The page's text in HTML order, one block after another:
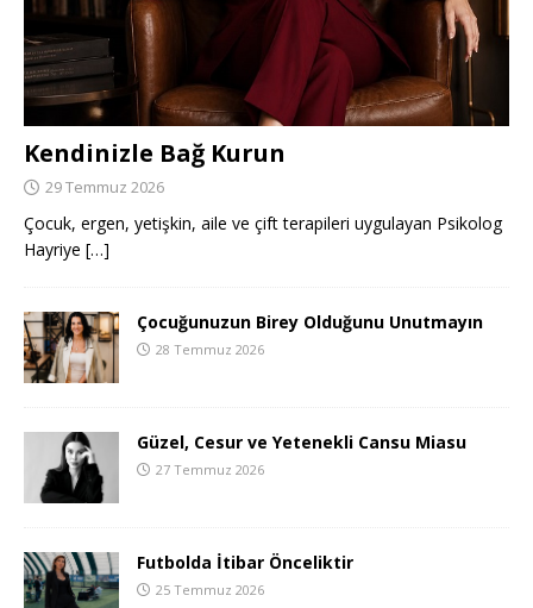
Kendinizle Bağ Kurun
29 Temmuz 2026
Çocuk, ergen, yetişkin, aile ve çift terapileri uygulayan Psikolog
Hayriye […]
Çocuğunuzun Birey Olduğunu Unutmayın
28 Temmuz 2026
Güzel, Cesur ve Yetenekli Cansu Miasu
27 Temmuz 2026
Futbolda İtibar Önceliktir
25 Temmuz 2026